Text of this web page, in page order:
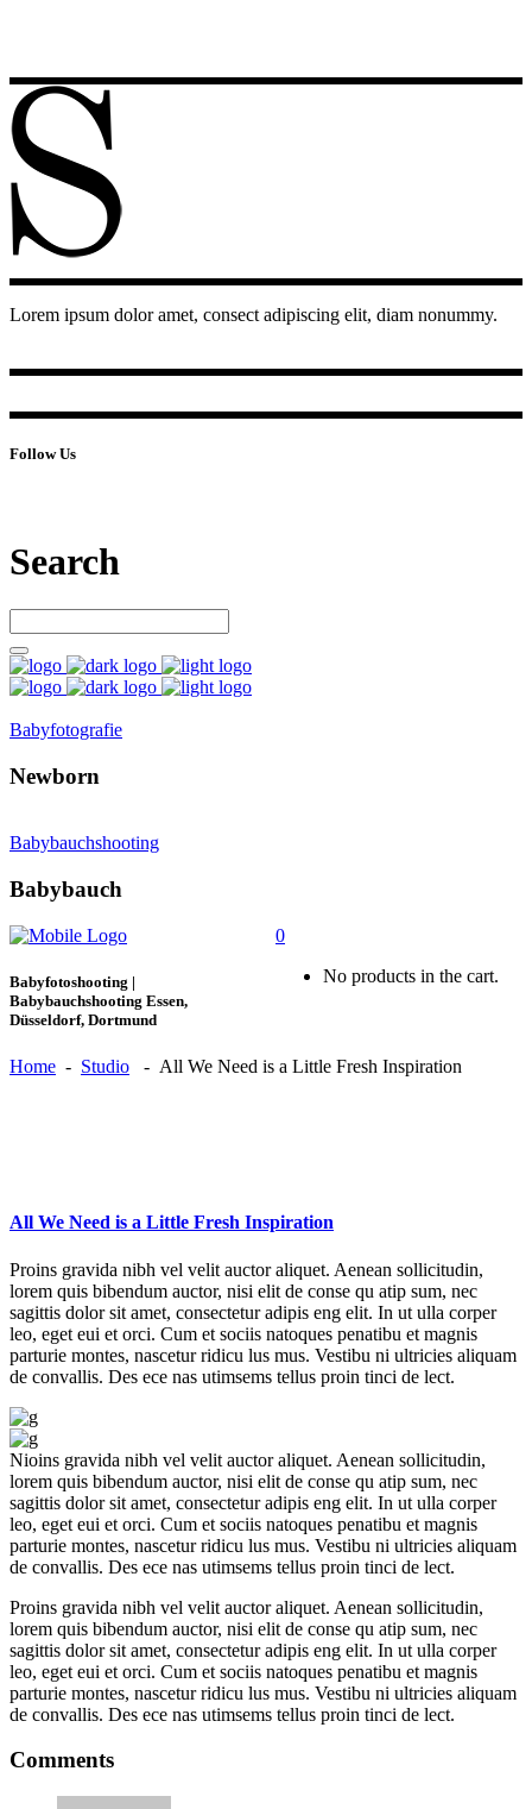
Lorem ipsum dolor amet, consect adipiscing elit, diam nonummy.
Follow Us
Search
Babyfotografie
Newborn
Babybauchshooting
Babybauch
0
No products in the cart.
Babyfotoshooting |
Babybauchshooting Essen,
Düsseldorf, Dortmund
Home - Studio - All We Need is a Little Fresh Inspiration
All We Need is a Little Fresh Inspiration
Proins gravida nibh vel velit auctor aliquet. Aenean sollicitudin,
lorem quis bibendum auctor, nisi elit de conse qu atip sum, nec
sagittis dolor sit amet, consectetur adipis eng elit. In ut ulla corper
leo, eget eui et orci. Cum et sociis natoques penatibu et magnis
parturie montes, nascetur ridicu lus mus. Vestibu ni ultricies aliquam
de convallis. Des ece nas utimsems tellus proin tinci de lect.
Nioins gravida nibh vel velit auctor aliquet. Aenean sollicitudin,
lorem quis bibendum auctor, nisi elit de conse qu atip sum, nec
sagittis dolor sit amet, consectetur adipis eng elit. In ut ulla corper
leo, eget eui et orci. Cum et sociis natoques penatibu et magnis
parturie montes, nascetur ridicu lus mus. Vestibu ni ultricies aliquam
de convallis. Des ece nas utimsems tellus proin tinci de lect.
Proins gravida nibh vel velit auctor aliquet. Aenean sollicitudin,
lorem quis bibendum auctor, nisi elit de conse qu atip sum, nec
sagittis dolor sit amet, consectetur adipis eng elit. In ut ulla corper
leo, eget eui et orci. Cum et sociis natoques penatibu et magnis
parturie montes, nascetur ridicu lus mus. Vestibu ni ultricies aliquam
de convallis. Des ece nas utimsems tellus proin tinci de lect.
Comments